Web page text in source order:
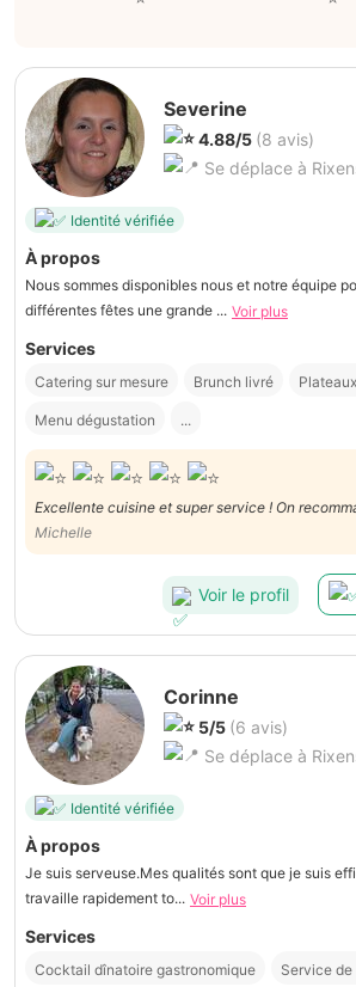
Severine
4.88/5 (8 avis)
Se déplace à
Identité vérifiée
À propos
Nous sommes disponibles nous et notre équipe
différentes fêtes une grande ... Voir plus
Services
Catering sur mesure Brunch livré
Menu dégustation ...
Excellente cuisine et super service ! On
Michelle
Voir le profil
Corinne
5/5 (6 avis)
Se déplace à
Identité vérifiée
À propos
Je suis serveuse.Mes qualités sont que je suis
travaille rapidement to... Voir plus
Services
Cocktail dînatoire gastronomique Service de